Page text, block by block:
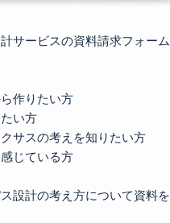
サービスの資料請求フォーム
作りたい方
い方
サスの考えを知りたい方
じている方
設計の考え方について資料を